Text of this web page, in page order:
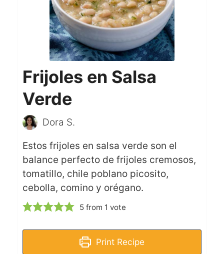
Frijoles en Salsa
Verde
Dora S.
Estos frijoles en salsa verde son el
balance perfecto de frijoles cremosos,
tomatillo, chile poblano picosito,
cebolla, comino y orégano.
5 from 1 vote
Print Recipe